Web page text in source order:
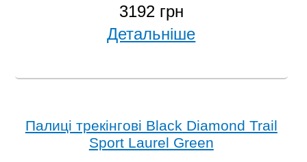
3192 грн
Детальніше
Палиці трекінгові Black Diamond Trail
Sport Laurel Green